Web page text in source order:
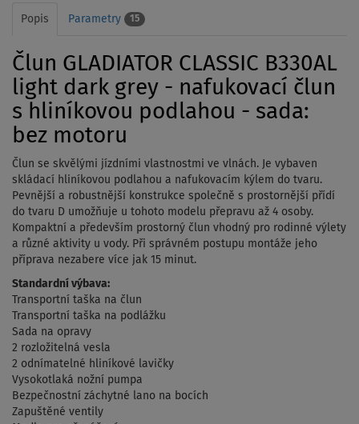
Popis Parametry 15
Člun GLADIATOR CLASSIC B330AL
light dark grey - nafukovací člun
s hliníkovou podlahou - sada:
bez motoru
Člun se skvělými jízdními vlastnostmi ve vlnách. Je vybaven
skládací hliníkovou podlahou a nafukovacím kýlem do tvaru.
Pevnější a robustnější konstrukce společně s prostornější přídí
do tvaru D umožňuje u tohoto modelu přepravu až 4 osoby.
Kompaktní a především prostorný člun vhodný pro rodinné výlety
a různé aktivity u vody. Při správném postupu montáže jeho
příprava nezabere více jak 15 minut.
Standardní výbava:
Transportní taška na člun
Transportní taška na podlážku
Sada na opravy
2 rozložitelná vesla
2 odnímatelné hliníkové lavičky
Vysokotlaká nožní pumpa
Bezpečnostní záchytné lano na bocích
Zapuštěné ventily